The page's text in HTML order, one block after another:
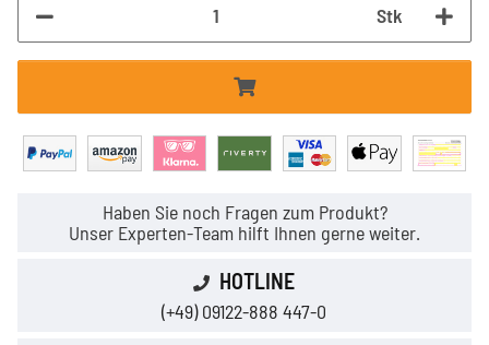
Stk
Haben Sie noch Fragen zum Produkt?
Unser Experten-Team hilft Ihnen gerne weiter.
HOTLINE
(+49) 09122-888 447-0